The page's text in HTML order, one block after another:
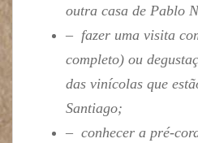
outra casa de Pablo
– fazer uma visita
completo) ou
das vinícolas que
Santiago;
– conhecer a pré-